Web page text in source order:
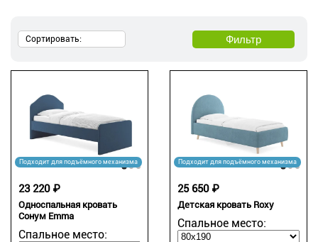
Сортировать: Фильтр
Подходит для подъёмного механизма
Односпальная кровать
Сонум Emma
Спальное место:
23 220 ₽
Подходит для подъёмного механизма
Детская кровать Roxy
Спальное место:
25 650 ₽